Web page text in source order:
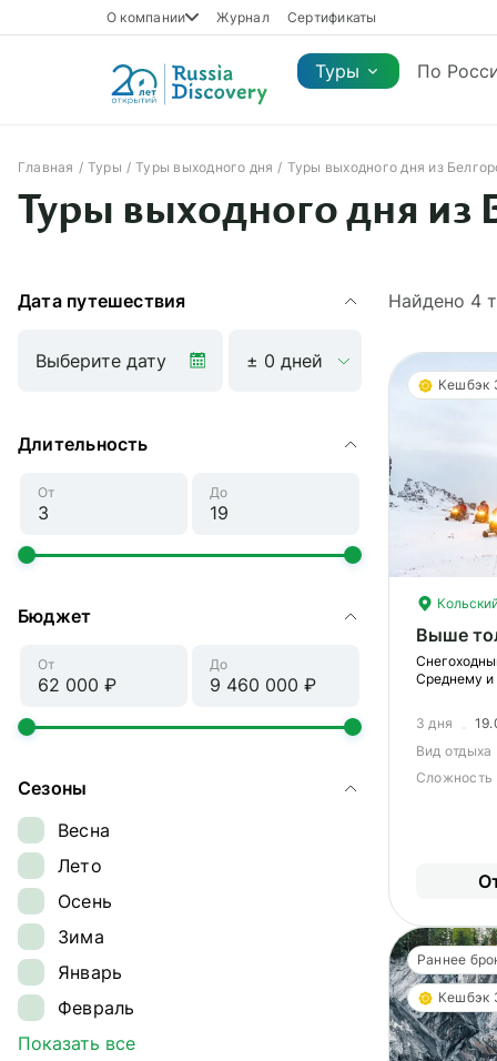
О компании Журнал Сертификаты
Туры
Каталог туров
По
Каталог туров
Регионы Коллекции Виды отдыха
Главная Туры Туры выходного дня Туры выходного дня из
Туры выходного дня из
Дата путешествия
Длительность
От До
Бюджет
От До
Сезоны
Весна
Лето
Осень
Зима
Январь
Февраль
Март Показать все
Найдено 4
Кешбэк
Выше
Среднему
3 дня
Вид отдыха
Сложность
Раннее
Кешбэк